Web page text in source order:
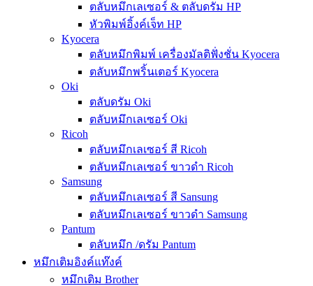
ตลับหมึกเลเซอร์ & ตลับดรัม HP
หัวพิมพ์อิ้งค์เจ็ท HP
Kyocera
ตลับหมึกพิมพ์ เครื่องมัลติฟั่งชั่น Kyocera
ตลับหมึกพริ้นเตอร์ Kyocera
Oki
ตลับดรัม Oki
ตลับหมึกเลเซอร์ Oki
Ricoh
ตลับหมึกเลเซอร์ สี Ricoh
ตลับหมึกเลเซอร์ ขาวดำ Ricoh
Samsung
ตลับหมึกเลเซอร์ สี Sansung
ตลับหมึกเลเซอร์ ขาวดำ Samsung
Pantum
ตลับหมึก /ดรัม Pantum
หมึกเติมอิงค์แท๊งค์
หมึกเติม Brother